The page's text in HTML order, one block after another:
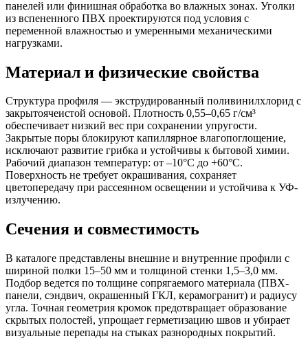
панелей или финишная обработка во влажных зонах. Уголки
из вспененного ПВХ проектируются под условия с
переменной влажностью и умеренными механическими
нагрузками.
Материал и физические свойства
Структура профиля — экструдированный поливинилхлорид с
закрытоячеистой основой. Плотность 0,55–0,65 г/см³
обеспечивает низкий вес при сохранении упругости.
Закрытые поры блокируют капиллярное влагопоглощение,
исключают развитие грибка и устойчивы к бытовой химии.
Рабочий диапазон температур: от –10°C до +60°C.
Поверхность не требует окрашивания, сохраняет
цветопередачу при рассеянном освещении и устойчива к УФ-
излучению.
Сечения и совместимость
В каталоге представлены внешние и внутренние профили с
шириной полки 15–50 мм и толщиной стенки 1,5–3,0 мм.
Подбор ведется по толщине сопрягаемого материала (ПВХ-
панели, сэндвич, окрашенный ГКЛ, керамогранит) и радиусу
угла. Точная геометрия кромок предотвращает образование
скрытых полостей, упрощает герметизацию швов и убирает
визуальные перепады на стыках разнородных покрытий.